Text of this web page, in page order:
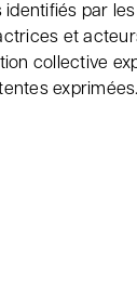
par les
et
collective
exprimées.